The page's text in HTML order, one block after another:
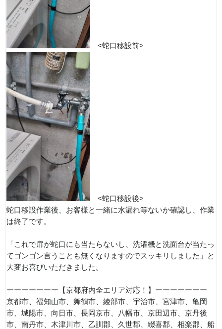
<蛇口移設前>
<蛇口移設後>
蛇口移設作業後、お客様と一緒に水漏れ等ないか確認し、作業
は終了です。
「これで扉が蛇口にも当たらないし、洗濯機と洗面台が当たっ
てゴンゴン言うことも無くなりますのでスッキリしました」と
大変お喜びいただきました。
ーーーーーーー【京都府内全エリア対応！】ーーーーーーー
京都市、福知山市、舞鶴市、綾部市、宇治市、宮津市、亀岡
市、城陽市、向日市、長岡京市、八幡市、京田辺市、京丹後
市、南丹市、木津川市、乙訓郡、久世郡、綴喜郡、相楽郡、船